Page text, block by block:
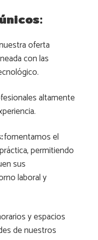
oferta
con las
altamente
fomentamos el
permitiendo
sus
laboral y
y espacios
de nuestros